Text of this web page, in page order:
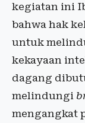
kegiatan ini
bahwa hak
untuk
kekayaan
dagang
melindungi
mengangkat